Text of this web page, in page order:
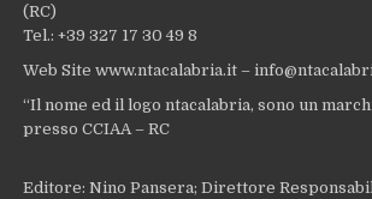
(RC)
Tel.: +39 327 17 30 49 8
Web Site www.ntacalabria.it –
“Il nome ed il logo ntacalabria, sono un
presso CCIAA – RC
Editore: Nino Pansera; Direttore